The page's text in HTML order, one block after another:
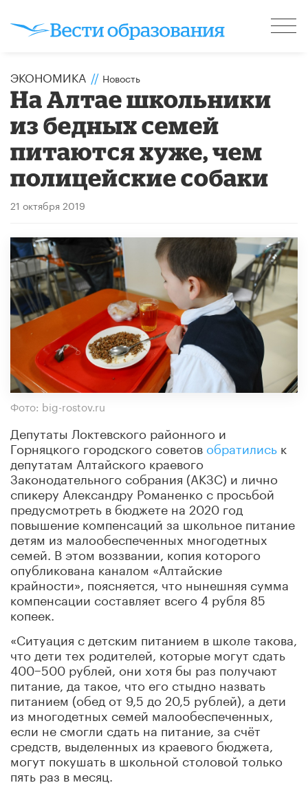
ЭКОНОМИКА // Новость
На Алтае школьники
из бедных семей
питаются хуже, чем
полицейские собаки
21 октября 2019
Фото: big-rostov.ru
Депутаты Локтевского районного и
Горняцкого городского советов обратились к
депутатам Алтайского краевого
Законодательного собрания (АКЗС) и лично
спикеру Александру Романенко с просьбой
предусмотреть в бюджете на 2020 год
повышение компенсаций за школьное питание
детям из малообеспеченных многодетных
семей. В этом воззвании, копия которого
опубликована каналом «Алтайские
крайности», поясняется, что нынешняя сумма
компенсации составляет всего 4 рубля 85
копеек.
«Ситуация с детским питанием в школе такова,
что дети тех родителей, которые могут сдать
400−500 рублей, они хотя бы раз получают
питание, да такое, что его стыдно назвать
питанием (обед от 9,5 до 20,5 рублей), а дети
из многодетных семей малообеспеченных,
если не смогли сдать на питание, за счёт
средств, выделенных из краевого бюджета,
могут покушать в школьной столовой только
пять раз в месяц.